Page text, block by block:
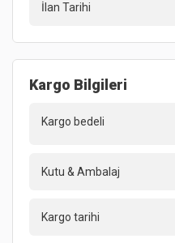
İlan Tarihi
Kargo Bilgileri
Kargo bedeli
Kutu & Ambalaj
Kargo tarihi